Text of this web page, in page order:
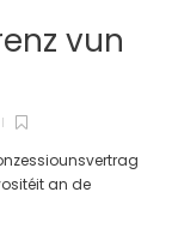
vun
an de